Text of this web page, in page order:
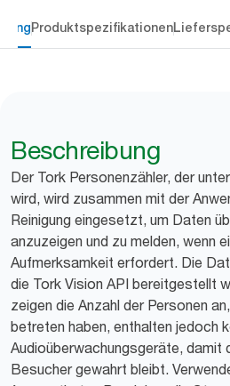
Produktspezifikationen
Beschreibung
Der Tork Personenzähler, der
wird, wird zusammen mit der
Reinigung eingesetzt, um Daten
anzuzeigen und zu melden, wenn
Aufmerksamkeit erfordert. Die
die Tork Vision API bereitgestellt
zeigen die Anzahl der Personen
betreten haben, enthalten jedoch
Audioüberwachungsgeräte, damit
Besucher gewahrt bleibt.